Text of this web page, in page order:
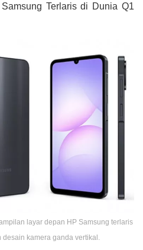
Terlaris di Dunia Q1
layar depan HP Samsung terlaris
desain kamera ganda vertikal.